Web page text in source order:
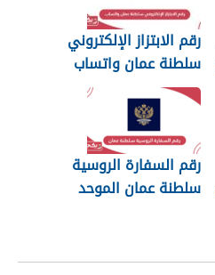
رقم الابتزاز الإلكتروني
سلطنة عمان واتساب
رقم السفارة الروسية
سلطنة عمان الموحد